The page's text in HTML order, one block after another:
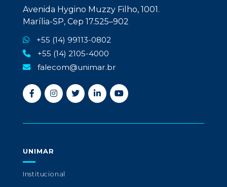
Avenida Hygino Muzzy Filho, 1001.
Marília-SP, Cep 17.525–902
+55 (14) 99113-0802
+55 (14) 2105-4000
falecom@unimar.br
UNIMAR
Institucional